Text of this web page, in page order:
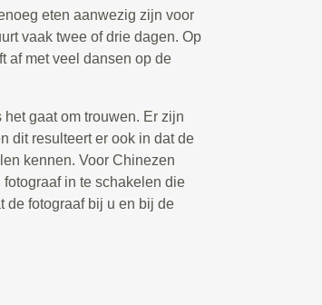
eten aanwezig zijn voor
vaak twee of drie dagen. Op
af met veel dansen op de
gaat om trouwen. Er zijn
dit resulteert er ook in dat de
kennen. Voor Chinezen
in te schakelen die
de fotograaf bij u en bij de